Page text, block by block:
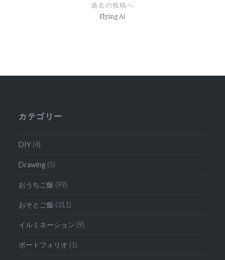
ー
過去の投稿へ
Flying Ai
カテゴリー
DIY (4)
Drawing (5)
おうちご飯 (99)
おそとご飯 (311)
イルミネーション (9)
ポートフォリオ (1)